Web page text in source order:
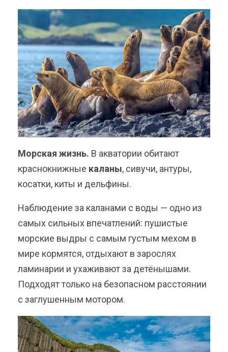
Морская жизнь. В акватории обитают
краснокнижные каланы, сивучи, антуры,
косатки, киты и дельфины.
Наблюдение за каланами с воды — одно из
самых сильных впечатлений: пушистые
морские выдры с самым густым мехом в
мире кормятся, отдыхают в зарослях
ламинарии и ухаживают за детёнышами.
Подходят только на безопасном расстоянии
с заглушенным мотором.